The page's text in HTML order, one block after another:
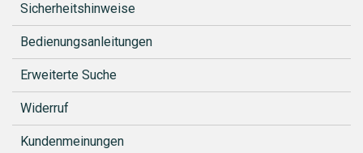
Sicherheitshinweise
Bedienungsanleitungen
Erweiterte Suche
Widerruf
Kundenmeinungen